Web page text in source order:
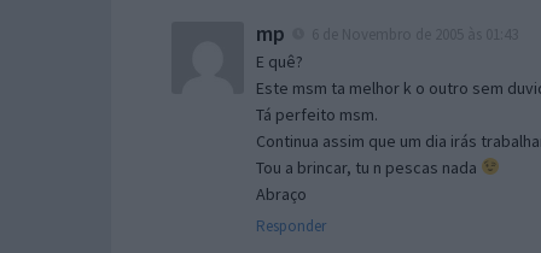
mp
E quê?
Este msm ta melhor k o outro sem
Tá perfeito msm.
Continua assim que um dia irás
Tou a brincar, tu n pescas nada
Abraço
Responder